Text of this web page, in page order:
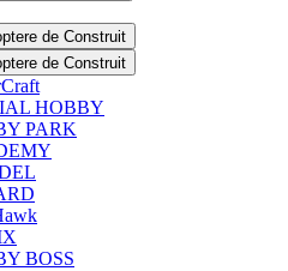
de Construit
de Construit
HOBBY
PARK
BOSS